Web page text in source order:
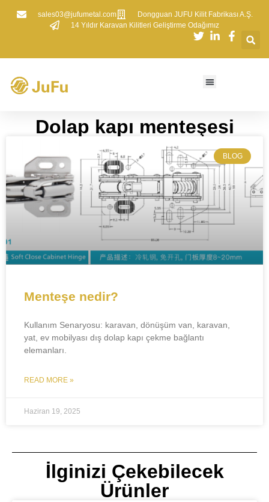
sales03@jufumetal.com
​Dongguan JUFU Kilit Fabrikası A.Ş.
​14 Yıldır Karavan Kilitleri Geliştirme Odağımız
Dolap kapı menteşesi
BLOG
Menteşe nedir?
Kullanım Senaryosu: karavan, dönüşüm van, karavan,
yat, ev mobilyası dış dolap kapı çekme bağlantı
elemanları.
READ MORE »
Haziran 19, 2025
İlginizi Çekebilecek
Ürünler